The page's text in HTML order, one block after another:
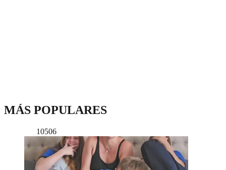
MÁS POPULARES
10506